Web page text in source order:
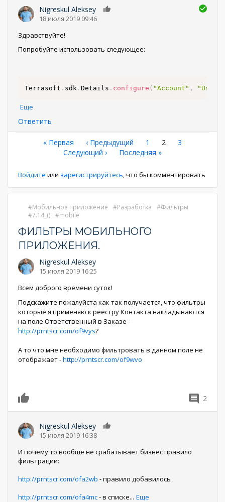
Nigreskul Aleksey
18 июля 2019 09:46
Здравствуйте!
Попробуйте использовать следующее:
Terrasoft . sdk . Details . configure ( "Account" ,
Еще
Ответить
Нумерация
страниц
Первая
страница
« Первая ←
‹ Предыдущий Страница
1
Текущая
2 Страница
3
Следующая
Следующий ›
Последняя
Последняя »
Войдите или зарегистрируйтесь, что бы комментировать
Мобильное приложение Разработка
Фильтры
7.14_()
mobile
ФИЛЬТРЫ МОБИЛЬНОГО
ПРИЛОЖЕНИЯ.
Nigreskul Aleksey
15 июля 2019 16:25
Всем доброго времени суток!
Подскажите пожалуйста как так получается, что фильтры
которые я применяю к реестру Контакта накладываются
на поле Ответственный в Заказе -
http://prntscr.com/of9vys?
А то что мне необходимо фильтровать в данном поле не
отображает -http://prntscr.com/of9wvo
2
Nigreskul Aleksey
15 июля 2019 16:38
И почему то вообще не срабатывает бизнес правило
фильтрации:
http://prntscr.com/ofa2wb - правило добавилось
http://prntscr.com/ofa4mc- в списке... Еще